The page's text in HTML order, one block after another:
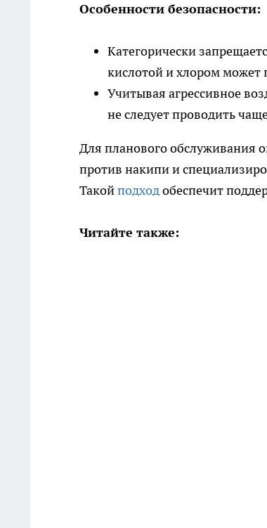
Особенности безопасности:
Категорически
кислотой и хлором может
Учитывая агрессивное
не следует проводить
Для планового обслуживания
против накипи и
Такойподходобеспечит
Читайте также: